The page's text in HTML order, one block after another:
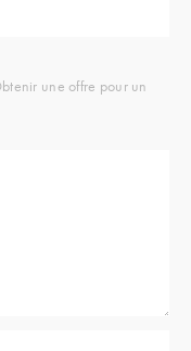
une offre pour un